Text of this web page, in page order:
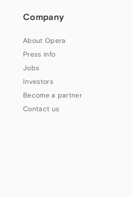
Company
About Opera
Press info
Jobs
Investors
Become a partner
Contact us